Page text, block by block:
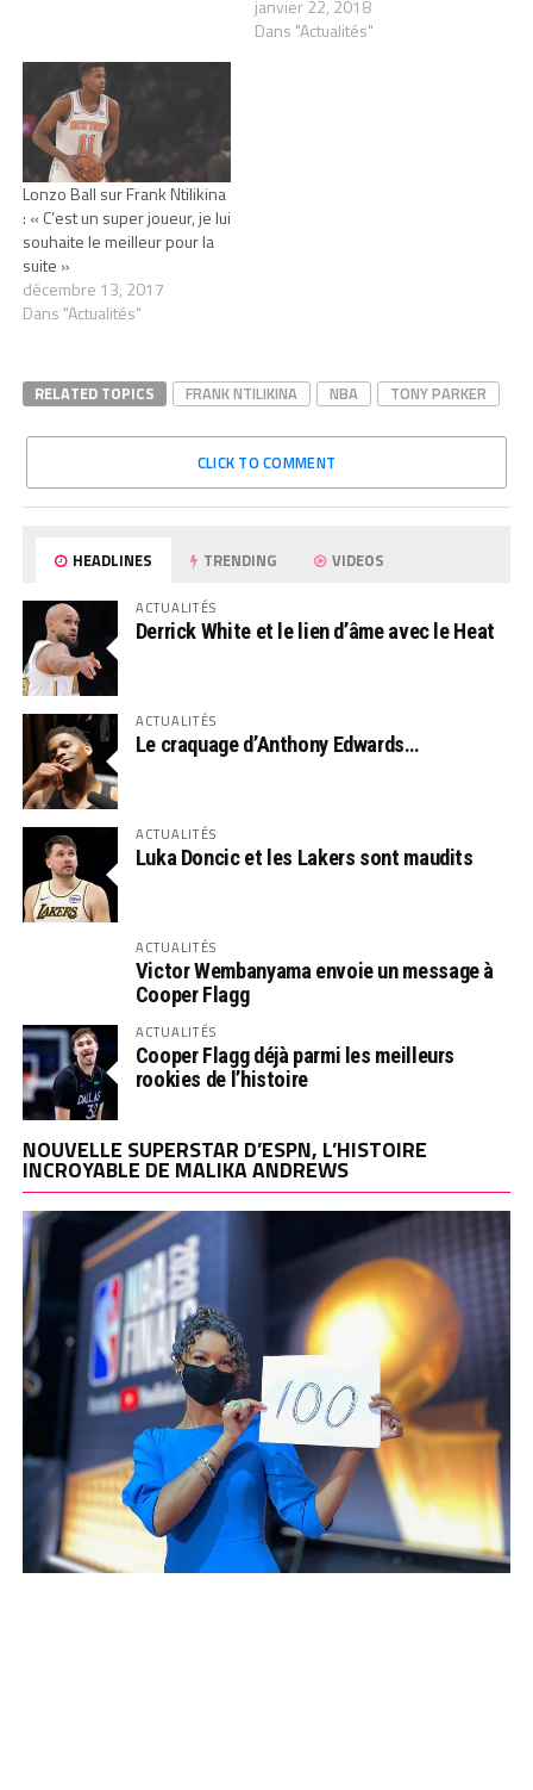
janvier 22, 2018
Dans "Actualités"
Lonzo Ball sur Frank Ntilikina
: « C’est un super joueur, je lui
souhaite le meilleur pour la
suite »
décembre 13, 2017
Dans "Actualités"
RELATED TOPICS FRANK NTILIKINA NBA TONY PARKER
CLICK TO COMMENT
HEADLINES TRENDING VIDEOS
ACTUALITÉS
Derrick White et le lien d’âme avec le Heat
ACTUALITÉS
Le craquage d’Anthony Edwards…
ACTUALITÉS
Luka Doncic et les Lakers sont maudits
ACTUALITÉS
Victor Wembanyama envoie un message à
Cooper Flagg
ACTUALITÉS
Cooper Flagg déjà parmi les meilleurs
rookies de l’histoire
NOUVELLE SUPERSTAR D’ESPN, L’HISTOIRE
INCROYABLE DE MALIKA ANDREWS